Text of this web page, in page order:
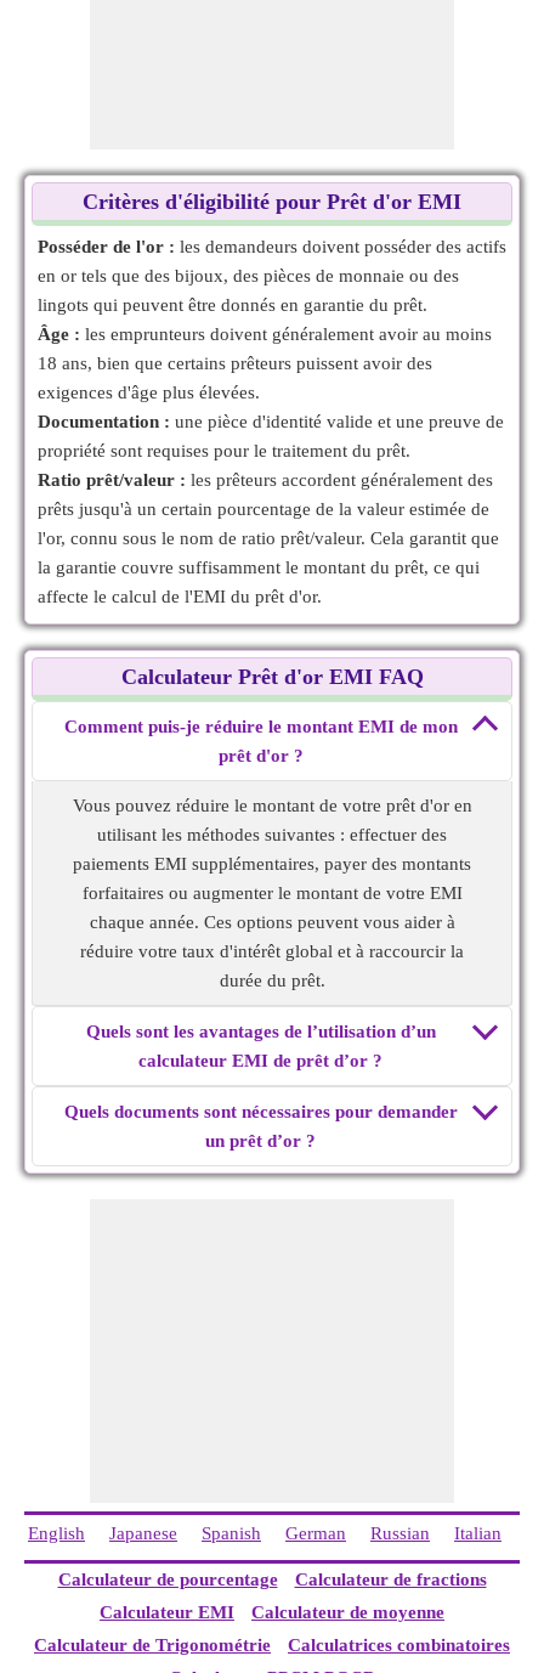
Critères d'éligibilité pour Prêt d'or EMI
Posséder de l'or : les demandeurs doivent posséder des actifs
en or tels que des bijoux, des pièces de monnaie ou des
lingots qui peuvent être donnés en garantie du prêt.
Âge : les emprunteurs doivent généralement avoir au moins
18 ans, bien que certains prêteurs puissent avoir des
exigences d'âge plus élevées.
Documentation : une pièce d'identité valide et une preuve de
propriété sont requises pour le traitement du prêt.
Ratio prêt/valeur : les prêteurs accordent généralement des
prêts jusqu'à un certain pourcentage de la valeur estimée de
l'or, connu sous le nom de ratio prêt/valeur. Cela garantit que
la garantie couvre suffisamment le montant du prêt, ce qui
affecte le calcul de l'EMI du prêt d'or.
Calculateur Prêt d'or EMI FAQ
Comment puis-je réduire le montant EMI de mon
prêt d'or ?
Vous pouvez réduire le montant de votre prêt d'or en
utilisant les méthodes suivantes : effectuer des
paiements EMI supplémentaires, payer des montants
forfaitaires ou augmenter le montant de votre EMI
chaque année. Ces options peuvent vous aider à
réduire votre taux d'intérêt global et à raccourcir la
durée du prêt.
Quels sont les avantages de l’utilisation d’un
calculateur EMI de prêt d’or ?
Quels documents sont nécessaires pour demander
un prêt d’or ?
English Japanese Spanish German Russian Italian
Calculateur de pourcentage
Calculateur de fractions
Calculateur EMI
Calculateur de moyenne
Calculateur de Trigonométrie
Calculatrices combinatoires